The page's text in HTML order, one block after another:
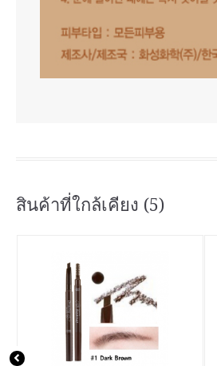
สินค้าที่ใกล้เคียง (5)